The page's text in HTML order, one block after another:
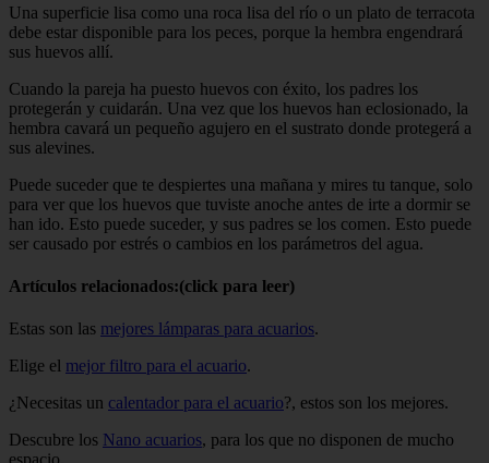
Una superficie lisa como una roca lisa del río o un plato de terracota
debe estar disponible para los peces, porque la hembra engendrará
sus huevos allí.
Cuando la pareja ha puesto huevos con éxito, los padres los
protegerán y cuidarán. Una vez que los huevos han eclosionado, la
hembra cavará un pequeño agujero en el sustrato donde protegerá a
sus alevines.
Puede suceder que te despiertes una mañana y mires tu tanque, solo
para ver que los huevos que tuviste anoche antes de irte a dormir se
han ido. Esto puede suceder, y sus padres se los comen. Esto puede
ser causado por estrés o cambios en los parámetros del agua.
Artículos relacionados:(click para leer)
Estas son las mejores lámparas para acuarios.
Elige el mejor filtro para el acuario.
¿Necesitas un calentador para el acuario?, estos son los mejores.
Descubre los Nano acuarios, para los que no disponen de mucho